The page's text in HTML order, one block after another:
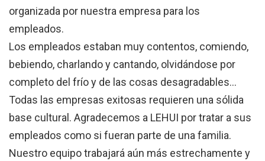
organizada por nuestra empresa para los
empleados.
Los empleados estaban muy contentos, comiendo,
bebiendo, charlando y cantando, olvidándose por
completo del frío y de las cosas desagradables...
Todas las empresas exitosas requieren una sólida
base cultural. Agradecemos a LEHUI por tratar a sus
empleados como si fueran parte de una familia.
Nuestro equipo trabajará aún más estrechamente y